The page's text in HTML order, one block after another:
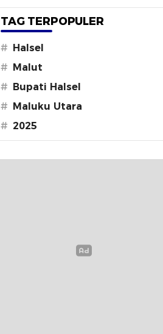
TAG TERPOPULER
#
Halsel
#
Malut
#
Bupati Halsel
#
Maluku Utara
# 2025